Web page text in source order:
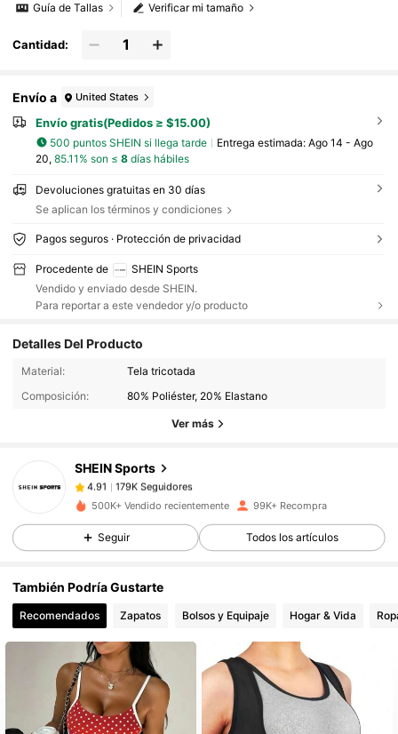
Verificar mi tamaño
Guía de Tallas
Cantidad:
Envío a United States
Envío gratis(Pedidos ≥ $15.00)
500 puntos SHEIN si llega tarde Entrega estimada: Ago 14 - Ago
20, 85.11% son ≤ 8días hábiles
Devoluciones gratuitas en 30 días
Se aplican los términos y condiciones
Pagos seguros · Protección de privacidad
Procedente de
SHEIN Sports
Vendido y enviado desde SHEIN.
Para reportar a este vendedor y/o producto
Detalles Del Producto
Material:
Tela tricotada
Composición:
80% Poliéster, 20% Elastano
Ver más
SHEIN Sports
4.91
179K Seguidores
s***7pagóHace 1 día
4.91 179K Seguidores
4.91 179K Seguidores
4.91 179K Seguidores
4.91 179K Seguidores
500K+ Vendido recientemente 99K+ Recompra
Seguir Todos los artículos
También Podría Gustarte
Recomendados Zapatos Bolsos y Equipaje Hogar & Vida